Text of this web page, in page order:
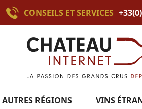
CONSEILS ET SERVICES
AUTRES RÉGIONS VINS